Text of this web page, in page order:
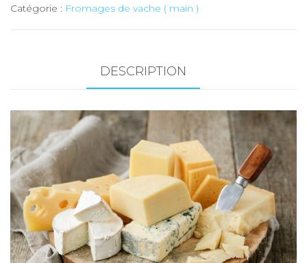
-
Catégorie : Fromages de vache ( main )
DESCRIPTION